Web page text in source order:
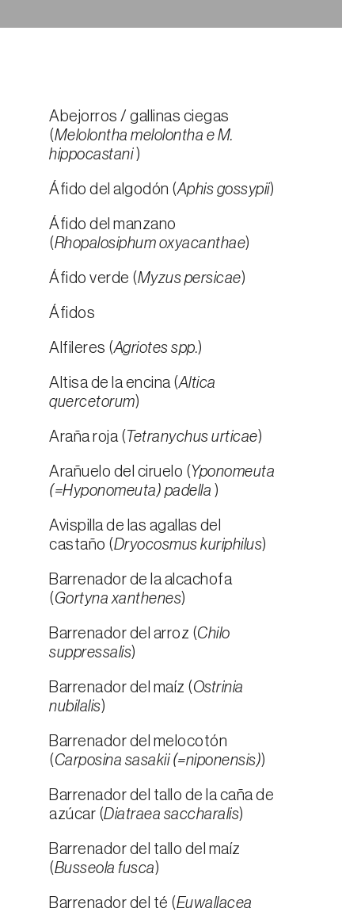
Abejorros / gallinas ciegas
(Melolontha melolontha e M.
hippocastani )
Áfido del algodón (Aphis gossypii)
Áfido del manzano
(Rhopalosiphum oxyacanthae)
Áfido verde (Myzus persicae)
Áfidos
Alfileres (Agriotes spp.)
Altisa de la encina (Altica
quercetorum)
Araña roja ( Tetranychus urticae)
Arañuelo del ciruelo (Yponomeuta
(=Hyponomeuta) padella )
Avispilla de las agallas del
castaño (Dryocosmus kuriphilus)
Barrenador de la alcachofa
(Gortyna xanthenes)
Barrenador del arroz (Chilo
suppressalis)
Barrenador del maíz (Ostrinia
nubilalis)
Barrenador del melocotón
(Carposina sasakii (=niponensis))
Barrenador del tallo de la caña de
azúcar (Diatraea saccharalis)
Barrenador del tallo del maíz
(Busseola fusca)
Barrenador del té (Euwallacea